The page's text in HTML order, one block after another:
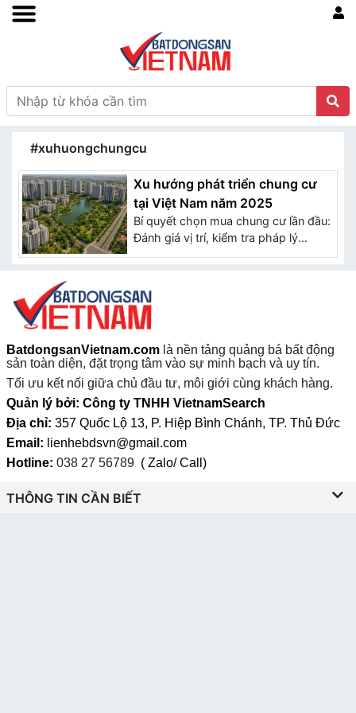
#xuhuongchungcu
Xu hướng phát triển chung cư
tại Việt Nam năm 2025
Bí quyết chọn mua chung cư lần đầu:
Đánh giá vị trí, kiểm tra pháp lý...
BatdongsanVietnam.com là nền tảng quảng bá bất động
sản toàn diện, đặt trọng tâm vào sự minh bạch và uy tín.
Tối ưu kết nối giữa chủ đầu tư, môi giới cùng khách hàng.
Quản lý bởi: Công ty TNHH VietnamSearch
Địa chỉ: 357 Quốc Lộ 13, P. Hiệp Bình Chánh, TP. Thủ Đức
Email: lienhebdsvn@gmail.com
Hotline: 038 27 56789 ( Zalo/ Call)
THÔNG TIN CẦN BIẾT